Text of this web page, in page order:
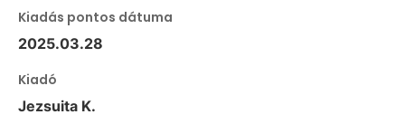
Kiadás pontos dátuma
2025.03.28
Kiadó
Jezsuita K.